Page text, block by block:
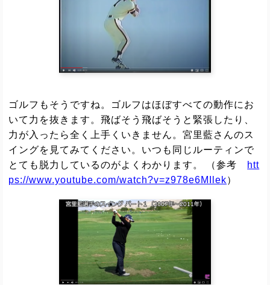
ゴルフもそうですね。ゴルフはほぼすべての動作にお
いて力を抜きます。飛ばそう飛ばそうと緊張したり、
力が入ったら全く上手くいきません。宮里藍さんのス
イングを見てみてください。いつも同じルーティンで
とても脱力しているのがよくわかります。 （参考
htt
ps://www.youtube.com/watch?v=z978e6MIlek）